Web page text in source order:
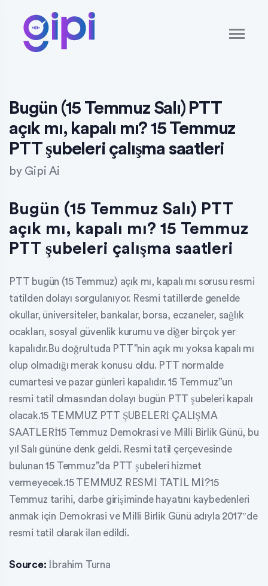
Bugün (15 Temmuz Salı) PTT
açık mı, kapalı mı? 15 Temmuz
PTT şubeleri çalışma saatleri
by Gipi Ai
Bugün (15 Temmuz Salı) PTT
açık mı, kapalı mı? 15 Temmuz
PTT şubeleri çalışma saatleri
PTT bugün (15 Temmuz) açık mı, kapalı mı sorusu resmi
tatilden dolayı sorgulanıyor. Resmi tatillerde genelde
okullar, üniversiteler, bankalar, borsa, eczaneler, sağlık
ocakları, sosyal güvenlik kurumu ve diğer birçok yer
kapalıdır.Bu doğrultuda PTT”nin açık mı yoksa kapalı mı
olup olmadığı merak konusu oldu. PTT normalde
cumartesi ve pazar günleri kapalıdır. 15 Temmuz”un
resmi tatil olmasından dolayı bugün PTT şubeleri kapalı
olacak.15 TEMMUZ PTT ŞUBELERİ ÇALIŞMA
SAATLERİ15 Temmuz Demokrasi ve Milli Birlik Günü, bu
yıl Salı gününe denk geldi. Resmi tatil çerçevesinde
bulunan 15 Temmuz”da PTT şubeleri hizmet
vermeyecek.15 TEMMUZ RESMİ TATİL Mİ?15
Temmuz tarihi, darbe girişiminde hayatını kaybedenleri
anmak için Demokrasi ve Milli Birlik Günü adıyla 2017″de
resmi tatil olarak ilan edildi.
Source: İbrahim Turna